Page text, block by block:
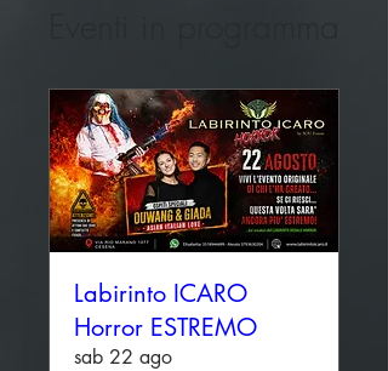
Labirinto ICARO
Horror ESTREMO
sab 22 ago